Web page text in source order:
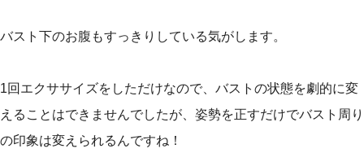
バスト下のお腹もすっきりしている気がします。
1回エクササイズをしただけなので、バストの状態を劇的に変
えることはできませんでしたが、姿勢を正すだけでバスト周り
の印象は変えられるんですね！